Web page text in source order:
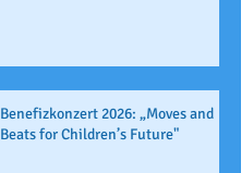
Benefizkonzert 2026: „Moves and
Beats for Children’s Future"